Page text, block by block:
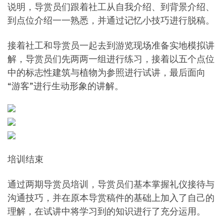
说明，导赏员们跟着社工从自我介绍、到背景介绍、
到点位介绍一一熟悉，并通过记忆小技巧进行脱稿。
接着社工和导赏员一起去到游览现场准备实地模拟讲
解，导赏员们先两两一组进行练习，接着以五个点位
中的标志性建筑与植物为参照进行试讲，最后面向
“游客”进行生动形象的讲解。
培训结束
通过两期导赏员培训，导赏员们基本掌握礼仪接待与
沟通技巧，并在原本导赏稿件的基础上加入了自己的
理解，在试讲中将学习到的知识进行了充分运用。